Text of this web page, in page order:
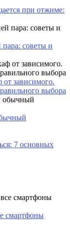
при отжиме:
советы и
зависимого.
выбора
7 основных
смартфоны